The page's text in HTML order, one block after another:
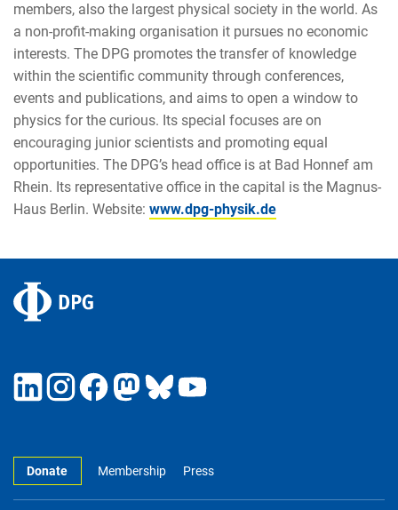
members, also the largest physical society in the world. As
a non-profit-making organisation it pursues no economic
interests. The DPG promotes the transfer of knowledge
within the scientific community through conferences,
events and publications, and aims to open a window to
physics for the curious. Its special focuses are on
encouraging junior scientists and promoting equal
opportunities. The DPG’s head office is at Bad Honnef am
Rhein. Its representative office in the capital is the Magnus-
Haus Berlin. Website: www.dpg-physik.de
Donate Membership Press